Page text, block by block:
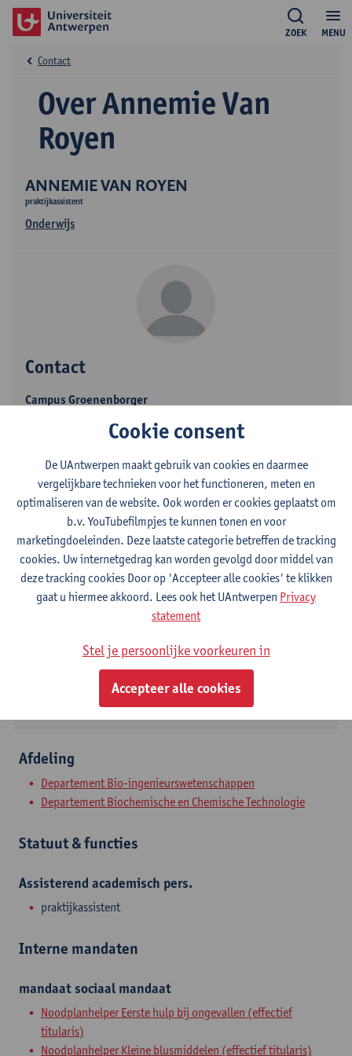
MENU
ZOEK
ANNEMIE VAN ROYEN
praktijkassistent
Onderwijs
Over Annemie Van
Royen
Contact
Contact
Campus Groenenborger
Groenenborgerlaan 171
2020 Antwerpen, BEL
Campus Groenenborger
Groenenborgerlaan 171
2020 Antwerpen, BEL
Afdeling
Departement Bio-ingenieurswetenschappen
Departement Biochemische en Chemische Technologie
Statuut & functies
Assisterend academisch pers.
praktijkassistent
Interne mandaten
mandaatsociaal mandaat
Noodplanhelper Eerste hulp bij ongevallen (effectief
titularis)
Noodplanhelper Kleine blusmiddelen (effectief titularis)
Cookie consent
De UAntwerpen maakt gebruik van cookies en daarmee
vergelijkbare technieken voor het functioneren, meten en
optimaliseren van de website. Ook worden er cookies geplaatst om
b.v. YouTubefilmpjes te kunnen tonen en voor
marketingdoeleinden. Deze laatste categorie betreffen de tracking
cookies. Uw internetgedrag kan worden gevolgd door middel van
deze tracking cookies Door op 'Accepteer alle cookies' te klikken
gaat u hiermee akkoord. Lees ook het UAntwerpen Privacy
statement
Stel je persoonlijke voorkeuren in
Accepteer alle cookies